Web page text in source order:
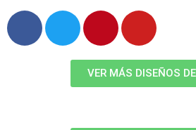
VER MÁS DISEÑOS